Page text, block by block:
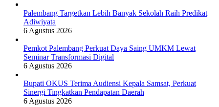
Palembang Targetkan Lebih Banyak Sekolah Raih Predikat
Adiwiyata
6 Agustus 2026
Pemkot Palembang Perkuat Daya Saing UMKM Lewat
Seminar Transformasi Digital
6 Agustus 2026
Bupati OKUS Terima Audiensi Kepala Samsat, Perkuat
Sinergi Tingkatkan Pendapatan Daerah
6 Agustus 2026